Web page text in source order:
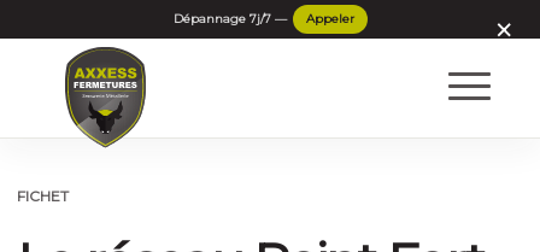
FICHET
×